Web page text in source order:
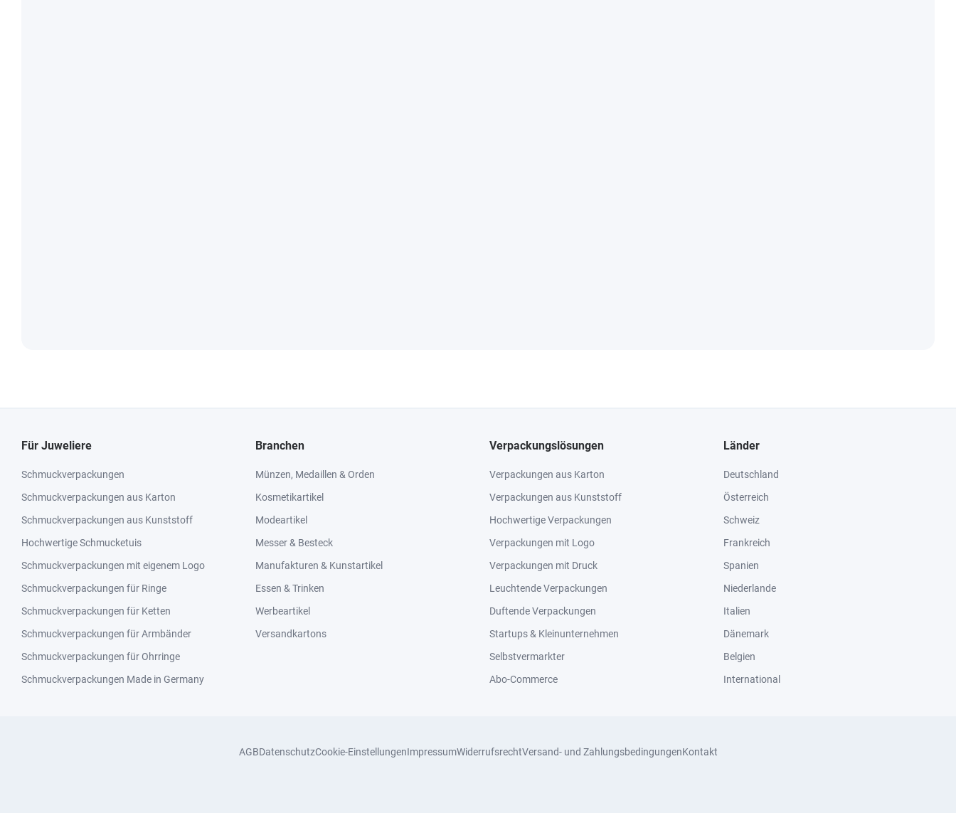
Für Juweliere
Schmuckverpackungen
Schmuckverpackungen aus Karton
Schmuckverpackungen aus Kunststoff
Hochwertige Schmucketuis
Schmuckverpackungen mit eigenem Logo
Schmuckverpackungen für Ringe
Schmuckverpackungen für Ketten
Schmuckverpackungen für Armbänder
Schmuckverpackungen für Ohrringe
Schmuckverpackungen Made in Germany
Branchen
Münzen, Medaillen & Orden
Kosmetikartikel
Modeartikel
Messer & Besteck
Manufakturen & Kunstartikel
Essen & Trinken
Werbeartikel
Versandkartons
Verpackungslösungen
Verpackungen aus Karton
Verpackungen aus Kunststoff
Hochwertige Verpackungen
Verpackungen mit Logo
Verpackungen mit Druck
Leuchtende Verpackungen
Duftende Verpackungen
Startups & Kleinunternehmen
Selbstvermarkter
Abo-Commerce
Länder
Deutschland
Österreich
Schweiz
Frankreich
Spanien
Niederlande
Italien
Dänemark
Belgien
International
AGBDatenschutzCookie-EinstellungenImpressumWiderrufsrechtVersand- und ZahlungsbedingungenKontakt